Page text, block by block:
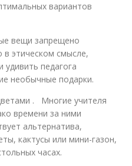
вариантов
вещи запрещено
в этическом смысле,
педагога
необычные подарки.
. Многие учителя
времени за ними
альтернатива,
кактусы или мини-газон,
часах.